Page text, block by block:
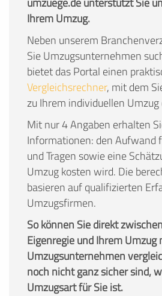
Ihrem Umzug.
Neben unserem
Sie Umzugsunternehmen
bietet das Portal einen
Vergleichsrechner, mit dem
zu Ihrem individuellen
Mit nur 4 Angaben erhalten
Informationen: den Aufwand
und Tragen sowie eine
Umzug kosten wird. Die
basieren auf qualifizierten
Umzugsfirmen.
So können Sie direkt
Eigenregie und Ihrem Umzug
Umzugsunternehmen
noch nicht ganz sicher sind,
Umzugsart für Sie ist.